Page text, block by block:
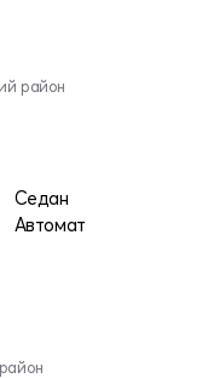
район
Седан
Автомат